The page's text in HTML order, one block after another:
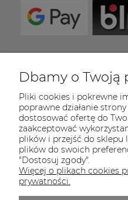
Zapraszamy do
piątku w
Tel.:
E-mail:
Zapisz się do
Dbamy o Twoją
Pliki cookies i pokrewne
poprawne działanie
dostosować ofertę do
zaakceptować
plików i przejść do sklepu
plików do swoich
"Dostosuj zgody".
Więcej o plikach cookies
prywatności.